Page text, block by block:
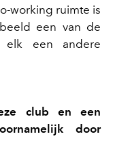
working ruimte is
een van de
elk een andere
club en een
door